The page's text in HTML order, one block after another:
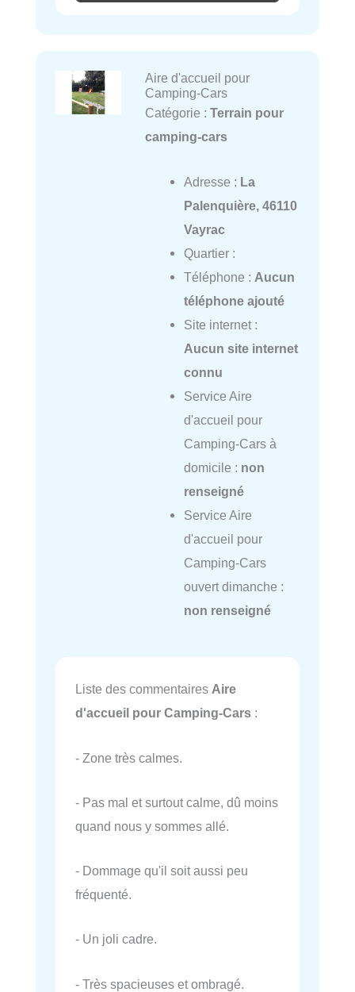
Aire d'accueil pour
Camping-Cars
Catégorie : Terrain pour
camping-cars
Adresse : La
Palenquière, 46110
Vayrac
Quartier :
Téléphone : Aucun
téléphone ajouté
Site internet :
Aucun site internet
connu
Service Aire
d'accueil pour
Camping-Cars à
domicile : non
renseigné
Service Aire
d'accueil pour
Camping-Cars
ouvert dimanche :
non renseigné
Liste des commentaires Aire
d'accueil pour Camping-Cars :
- Zone très calmes.
- Pas mal et surtout calme, dû moins
quand nous y sommes allé.
- Dommage qu'il soit aussi peu
fréquenté.
- Un joli cadre.
- Très spacieuses et ombragé.